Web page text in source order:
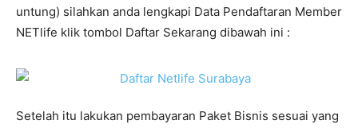
untung) silahkan anda lengkapi Data Pendaftaran Member
NETlife klik tombol Daftar Sekarang dibawah ini :
Setelah itu lakukan pembayaran Paket Bisnis sesuai yang